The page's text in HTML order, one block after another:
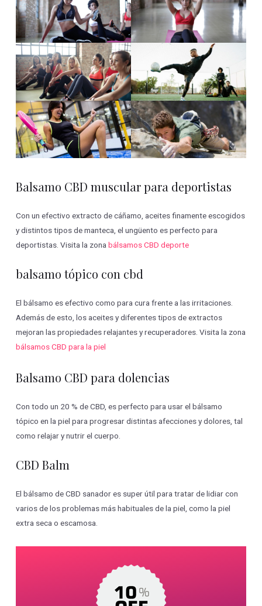
Balsamo CBD muscular para deportistas
Con un efectivo extracto de cáñamo, aceites finamente escogidos
y distintos tipos de manteca, el ungüento es perfecto para
deportistas. Visita la zonabálsamos CBD deporte
balsamo tópico con cbd
El bálsamo es efectivo como para cura frente a las irritaciones.
Además de esto, los aceites y diferentes tipos de extractos
mejoran las propiedades relajantes y recuperadores. Visita la zona
bálsamos CBD para la piel
Balsamo CBD para dolencias
Con todo un 20 % de CBD, es perfecto para usar el bálsamo
tópico en la piel para progresar distintas afecciones y dolores, tal
como relajar y nutrir el cuerpo.
CBD Balm
El bálsamo de CBD sanador es super útil para tratar de lidiar con
varios de los problemas más habituales de la piel, como la piel
extra seca o escamosa.